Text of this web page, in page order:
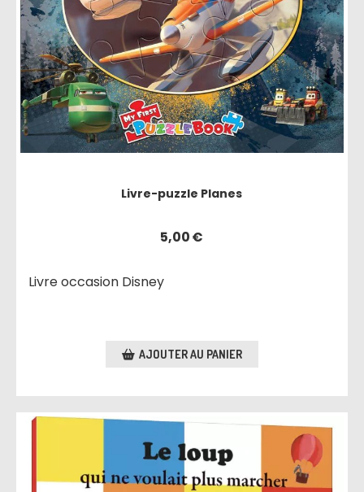
Livre-puzzle Planes
5,00€
Livre occasion Disney
AJOUTER AU PANIER